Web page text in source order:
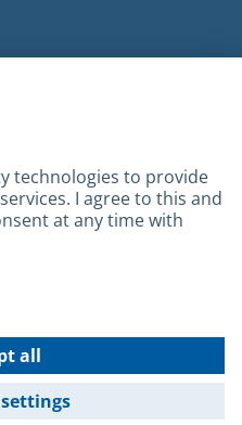
& Co. KG - Ein Service der
München GmbH